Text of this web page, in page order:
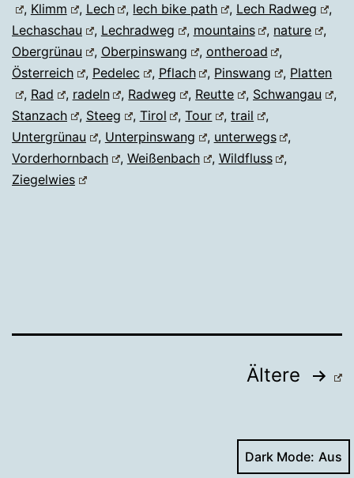
, Klimm , Lech , lech bike path , Lech Radweg
,
Lechaschau
, Lechradweg , mountains , nature
,
Obergrünau
, Oberpinswang , ontheroad
,
Österreich
, Pedelec , Pflach , Pinswang , Platten
, Rad , radeln , Radweg , Reutte , Schwangau
,
Stanzach
, Steeg , Tirol ,Tour ,trail
,
Untergrünau
, Unterpinswang , unterwegs
,
Vorderhornbach
, Weißenbach , Wildfluss
,
Ziegelwies
Seitennummerierung
Ältere
Dark Mode: